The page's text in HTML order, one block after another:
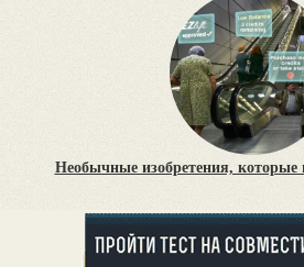
Необычные изобретения, которые